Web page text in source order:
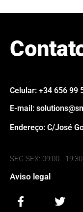
Celular: +34 656 99
E-mail:
Endereço: C/José
SEG-SEX: 09:00 - 19:30
Aviso legal